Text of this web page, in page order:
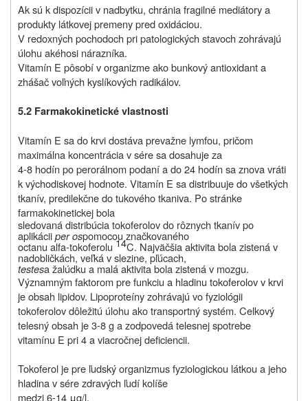
Ak sú k dispozícii v nadbytku, chránia fragilné mediátory a
produkty látkovej premeny pred oxidáciou.
V redoxných pochodoch pri patologických stavoch zohrávajú
úlohu akéhosi nárazníka.
Vitamín E pôsobí v organizme ako bunkový antioxidant a
zhášač voľných kyslíkových radikálov.
5.2 Farmakokinetické vlastnosti
Vitamín E sa do krvi dostáva prevažne lymfou, pričom
maximálna koncentrácia v sére sa dosahuje za
4-8 hodín po perorálnom podaní a do 24 hodín sa znova vráti
k východiskovej hodnote. Vitamín E sa distribuuje do všetkých
tkanív, predilekčne do tukového tkaniva. Po stránke
farmakokinetickej bola
sledovaná distribúcia tokoferolov do rôznych tkanív po
aplikáciiper ospomocou značkovaného
octanu alfa-tokoferolu 14C. Najväčšia aktivita bola zistená v
nadobličkách, veľká v slezine, pľúcach,
testesa žalúdku a malá aktivita bola zistená v mozgu.
Významným faktorom pre funkciu a hladinu tokoferolov v krvi
je obsah lipidov. Lipoproteíny zohrávajú vo fyziológii
tokoferolov dôležitú úlohu ako transportný systém. Celkový
telesný obsah je 3-8 g a zodpovedá telesnej spotrebe
vitamínu E pri 4 a viacročnej deficiencii.
Tokoferol je pre ľudský organizmus fyziologickou látkou a jeho
hladina v sére zdravých ľudí kolíše
medzi 6-14 μg/l.